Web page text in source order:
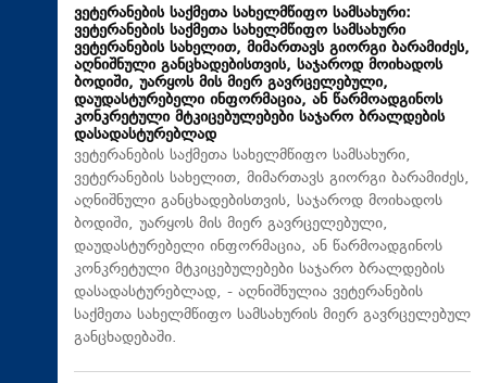
ვეტერანების საქმეთა სახელმწიფო სამსახური:
ვეტერანების საქმეთა სახელმწიფო სამსახური
ვეტერანების სახელით, მიმართავს გიორგი ბარამიძეს,
აღნიშნული განცხადებისთვის, საჯაროდ მოიხადოს
ბოდიში, უარყოს მის მიერ გავრცელებული,
დაუდასტურებელი ინფორმაცია, ან წარმოადგინოს
კონკრეტული მტკიცებულებები საჯარო ბრალდების
დასადასტურებლად
ვეტერანების საქმეთა სახელმწიფო სამსახური,
ვეტერანების სახელით, მიმართავს გიორგი ბარამიძეს,
აღნიშნული განცხადებისთვის, საჯაროდ მოიხადოს
ბოდიში, უარყოს მის მიერ გავრცელებული,
დაუდასტურებელი ინფორმაცია, ან წარმოადგინოს
კონკრეტული მტკიცებულებები საჯარო ბრალდების
დასადასტურებლად, - აღნიშნულია ვეტერანების
საქმეთა სახელმწიფო სამსახურის მიერ გავრცელებულ
განცხადებაში.